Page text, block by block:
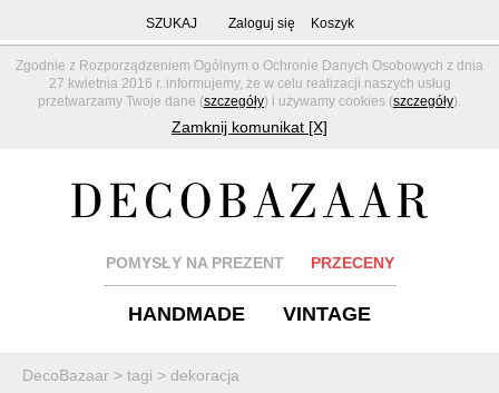
Zgodnie z Rozporządzeniem Ogólnym o Ochronie Danych Osobowych z dnia
27 kwietnia 2016 r. informujemy, że w celu realizacji naszych usług
przetwarzamy Twoje dane (szczegóły) i używamy cookies (szczegóły).
Zamknij komunikat [X]
SZUKAJ Zaloguj się Koszyk
POMYSŁY NA PREZENT PRZECENY
HANDMADE VINTAGE
DecoBazaar > tagi > dekoracja